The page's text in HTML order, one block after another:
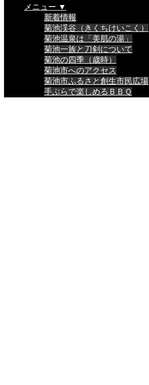
メニュー ▼
新着情報
菊池渓谷（きくちけいこく）
菊池温泉は「美肌の湯」
菊池一族と刀剣について
菊池の四季（歳時）
菊池市へのアクセス
菊池市ふるさと創生市民広場
手ぶらで楽しめるＢＢＱ